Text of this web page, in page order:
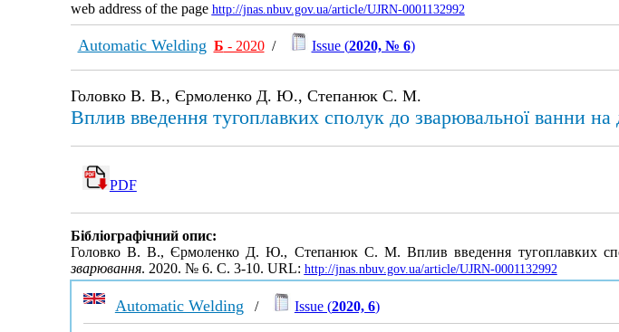
web address of the page http://jnas.nbuv.gov.ua/article/UJRN-0001132992
Automatic Welding Б - 2020/ Issue (2020, № 6)
Головко В. В., Єрмоленко Д. Ю., Степанюк С. М.
Вплив введення тугоплавких сполук до зварювальної ванни
PDF
Бібліографічний опис:
Головко В. В., Єрмоленко Д. Ю., Степанюк С. М. Вплив введення тугоплавких
зварювання. 2020. № 6. С. 3-10. URL: http://jnas.nbuv.gov.ua/article/UJRN-0001132992
Automatic Welding / Issue (2020, 6)